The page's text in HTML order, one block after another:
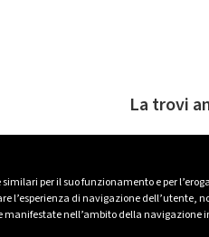
per il suo funzionamento e per
l’esperienza di navigazione dell’utente,
nell’ambito della navigazione
La trovi